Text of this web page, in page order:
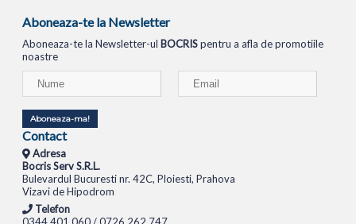
Aboneaza-te la Newsletter
Aboneaza-te la Newsletter-ul BOCRISpentru a afla de promotiile
noastre
Aboneaza-ma!
Contact
Adresa
Bocris Serv S.R.L.
Bulevardul Bucuresti nr. 42C, Ploiesti, Prahova
Vizavi de Hipodrom
Telefon